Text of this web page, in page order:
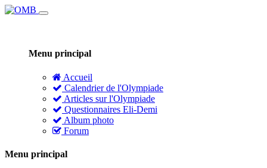
Menu principal
Accueil
Calendrier de l'Olympiade
Articles sur l'Olympiade
Questionnaires Eli-Demi
Album photo
Forum
Menu principal